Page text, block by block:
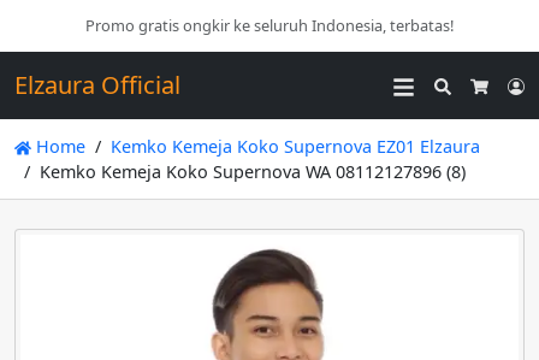
Promo gratis ongkir ke seluruh Indonesia, terbatas!
Elzaura Official
Search
Home
Kemko Kemeja Koko Supernova EZ01 Elzaura
Kemko Kemeja Koko Supernova WA 08112127896 (8)